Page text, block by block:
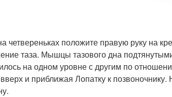
четвереньках положите правую руку на
таза. Мышцы тазового дна
на одном уровне с другим по
и приближая Лопатку к